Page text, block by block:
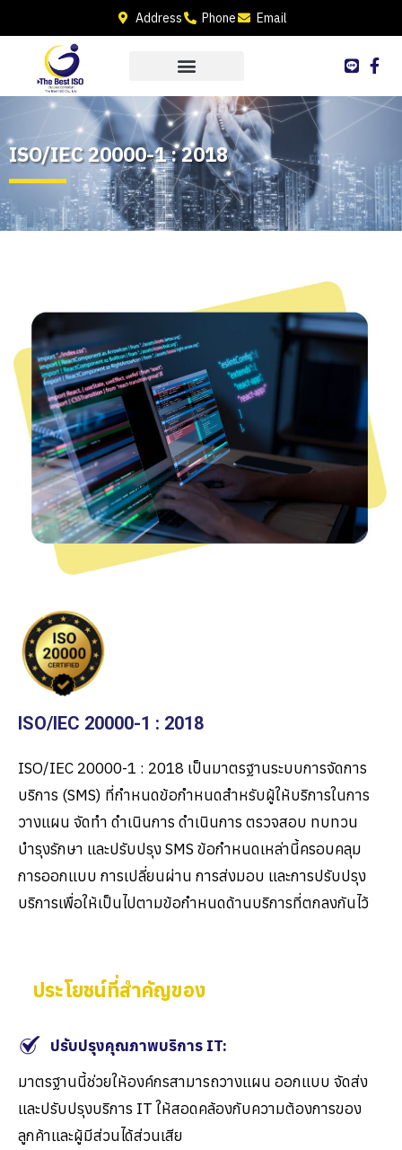
Address Phone Email
ISO/IEC 20000-1 : 2018
ISO/IEC 20000-1 : 2018
ISO/IEC 20000-1 : 2018 เป็นมาตรฐานระบบการจัดการ
บริการ (SMS) ที่กำหนดข้อกำหนดสำหรับผู้ให้บริการในการ
วางแผน จัดทำ ดำเนินการ ดำเนินการ ตรวจสอบ ทบทวน
บำรุงรักษา และปรับปรุงSMSข้อกำหนดเหล่านี้ครอบคลุม
การออกแบบ การเปลี่ยนผ่าน การส่งมอบ และการปรับปรุง
บริการเพื่อให้เป็นไปตามข้อกำหนดด้านบริการที่ตกลงกันไว้
ประโยชน์ที่สำคัญของ
ปรับปรุงคุณภาพบริการ IT:
มาตรฐานนี้ช่วยให้องค์กรสามารถวางแผน ออกแบบ จัดส่ง
และปรับปรุงบริการ ITให้สอดคล้องกับความต้องการของ
ลูกค้าและผู้มีส่วนได้ส่วนเสีย